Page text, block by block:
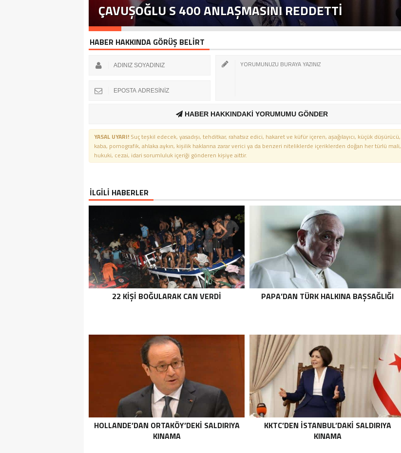
ÇAVUŞOĞLU S 400 ANLAŞMASINI REDDETTI
HABER HAKKINDA GÖRÜŞ BELİRT
HABER HAKKINDAKİ YORUMUMU GÖNDER
YASAL UYARI! Suç teşkil edecek, yasadışı, tehditkar, rahatsız edici, hakaret ve küfür içeren, aşağılayıcı, küçük düşürücü,
kaba, pornografik, ahlaka aykırı, kişilik haklarına zarar verici ya da benzeri niteliklerde içeriklerden doğan her türlü mali,
hukuki, cezai, idari sorumluluk içeriği gönderen kişiye aittir.
İLGİLİ HABERLER
22 KIŞI BOĞULARAK CAN VERDI PAPA’DAN TÜRK HALKINA BAŞSAĞLIĞI
HOLLANDE’DAN ORTAKÖY’DEKI SALDIRIYA
KINAMA
KKTC’DEN İSTANBUL’DAKI SALDIRIYA
KINAMA